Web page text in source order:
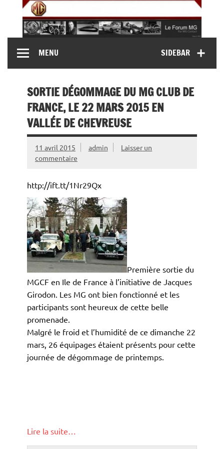
content
MG Contact
MG B, MG F, MG A, Midget…)SIDEBAR
MENU
SORTIE DÉGOMMAGE DU MG CLUB DE
FRANCE, LE 22 MARS 2015 EN
VALLÉE DE CHEVREUSE
11 avril 2015 admin
Laisser un
commentaire
http://ift.tt/1Nr29Qx
Première sortie du
MGCF en Ile de France à l’initiative de Jacques
Girodon. Les MG ont bien fonctionné et les
participants sont heureux de cette belle
promenade.
Malgré le froid et l’humidité de ce dimanche 22
mars, 26 équipages étaient présents pour cette
journée de dégommage de printemps.
Lire la suite…